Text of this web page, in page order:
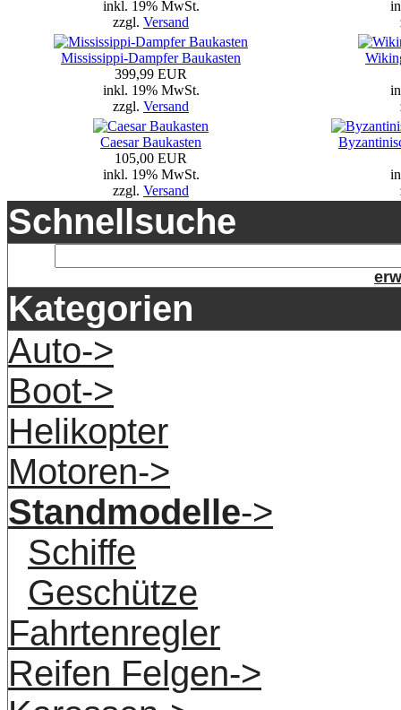
inkl. 19% MwSt.
zzgl. Versand
Mississippi-Dampfer Baukasten
399,99 EUR
inkl. 19% MwSt.
zzgl. Versand
Caesar Baukasten
105,00 EUR
inkl. 19% MwSt.
zzgl. Versand
Schnellsuche
Kategorien
Auto->
Boot->
Helikopter
Motoren->
Standmodelle->
Schiffe
Geschütze
Fahrtenregler
Reifen Felgen->